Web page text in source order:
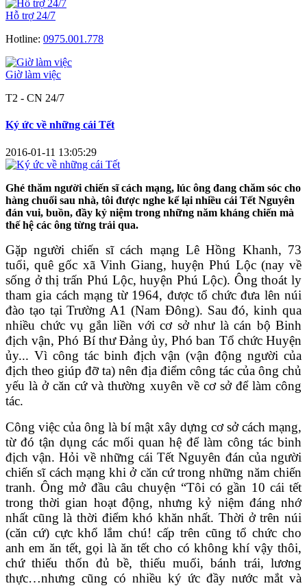
Hỗ trợ 24/7
Hotline: 0975.001.778
Giờ làm việc
T2 - CN 24/7
Ký ức về những cái Tết
2016-01-11 13:05:29
Ghé thăm người chiến sĩ cách mạng, lúc ông đang chăm sóc cho
hàng chuối sau nhà, tôi được nghe kể lại nhiều cái Tết Nguyên
đán vui, buồn, đầy kỷ niệm trong những năm kháng chiến mà
thế hệ các ông từng trải qua.
Gặp người chiến sĩ cách mạng Lê Hồng Khanh, 73
tuổi, quê gốc xã Vinh Giang, huyện Phú Lộc (nay về
sống ở thị trấn Phú Lộc, huyện Phú Lộc). Ông thoát ly
tham gia cách mạng từ 1964, được tổ chức đưa lên núi
đào tạo tại Trường A1 (Nam Đông). Sau đó, kinh qua
nhiều chức vụ gắn liền với cơ sở như là cán bộ Binh
địch vận, Phó Bí thư Đảng ủy, Phó ban Tổ chức Huyện
ủy... Vì công tác binh địch vận (vận động người của
địch theo giúp đỡ ta) nên địa điểm công tác của ông chủ
yếu là ở căn cứ và thường xuyên về cơ sở để làm công
tác.
Công việc của ông là bí mật xây dựng cơ sở cách mạng,
từ đó tận dụng các mối quan hệ để làm công tác binh
địch vận. Hỏi về những cái Tết Nguyên đán của người
chiến sĩ cách mạng khi ở căn cứ trong những năm chiến
tranh. Ông mở đầu câu chuyện “Tôi có gần 10 cái tết
trong thời gian hoạt động, nhưng kỷ niệm đáng nhớ
nhất cũng là thời điểm khó khăn nhất. Thời ở trên núi
(căn cứ) cực khổ lắm chú! cấp trên cũng tổ chức cho
anh em ăn tết, gọi là ăn tết cho có không khí vậy thôi,
chứ thiếu thốn đủ bề, thiếu muối, bánh trái, lương
thực…nhưng cũng có nhiều ký ức đầy nước mắt và